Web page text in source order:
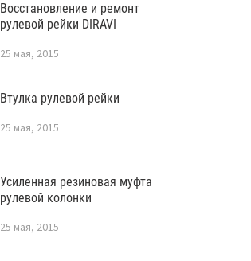
Восстановление и ремонт
рулевой рейки DIRAVI
25 мая, 2015
Втулка рулевой рейки
25 мая, 2015
Усиленная резиновая муфта
рулевой колонки
25 мая, 2015